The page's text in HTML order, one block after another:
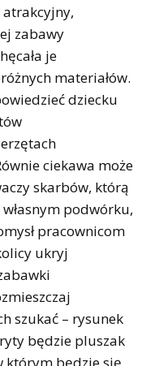
zabawy
je
materiałów.
dziecku
ciekawa może
skarbów, którą
podwórku,
pracownicom
ukryj
szukać – rysunek
będzie pluszak
którym będzie się